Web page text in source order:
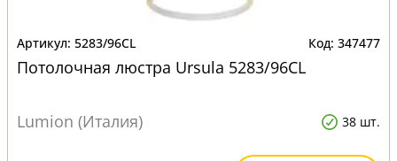
5283/96CL 347477
Потолочная люстра Ursula 5283/96CL
Lumion (Италия) 38 шт.